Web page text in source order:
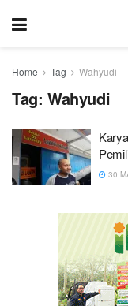
Home Tag Wahyudi
Tag: Wahyudi
30